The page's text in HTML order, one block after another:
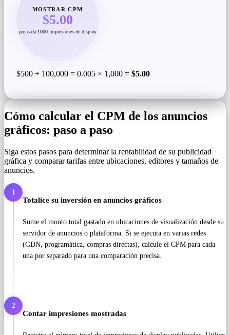
MOSTRAR CPM
$5.00
por cada 1000 impresiones de display
$500 ÷ 100,000 = 0.005 × 1,000 = $5.00
Cómo calcular el CPM de los anuncios
gráficos: paso a paso
Siga estos pasos para determinar la rentabilidad de su publicidad
gráfica y comparar tarifas entre ubicaciones, editores y tamaños de
anuncios.
1
Totalice su inversión en anuncios gráficos
Sume el monto total gastado en ubicaciones de visualización desde su
servidor de anuncios o plataforma. Si se ejecuta en varias redes
(GDN, programática, compras directas), calcule el CPM para cada
una por separado para una comparación precisa.
2
Contar impresiones mostradas